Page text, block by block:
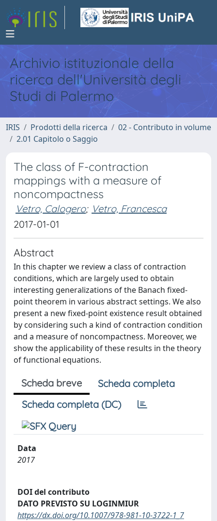
Archivio istituzionale della
ricerca dell'Università degli
Studi di Palermo
IRIS Prodotti della ricerca
02 - Contributo in volume
2.01 Capitolo o Saggio
The class of F-contraction
mappings with a measure of
noncompactness
Vetro, Calogero; Vetro, Francesca
2017-01-01
Abstract
In this chapter we review a class of contraction
conditions, which are largely used to obtain
interesting generalizations of the Banach fixed-
point theorem in various abstract settings. We also
present a new fixed-point existence result obtained
by considering such a kind of contraction condition
and a measure of noncompactness. Moreover, we
show the applicability of these results in the theory
of functional equations.
Scheda breve
Scheda completa
Scheda completa (DC)
Data
2017
DOI del contributo
DATO PREVISTO SU LOGINMIUR
https://dx.doi.org/10.1007/978-981-10-3722-1_7